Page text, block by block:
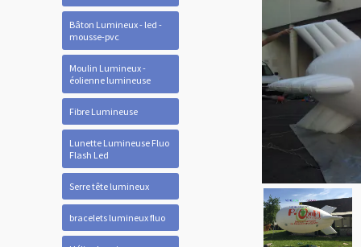
Bâton Lumineux - led -
mousse-pvc
Moulin Lumineux -
éolienne lumineuse
Fibre Lumineuse
Lunette Lumineuse Fluo
Flash Led
Serre tête lumineux
bracelets lumineux fluo